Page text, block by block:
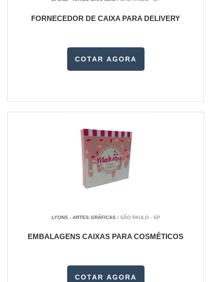
FORNECEDOR DE CAIXA PARA DELIVERY
COTAR AGORA
LYONS - ARTES GRÁFICAS/ SÃO PAULO - SP
EMBALAGENS CAIXAS PARA COSMÉTICOS
COTAR AGORA